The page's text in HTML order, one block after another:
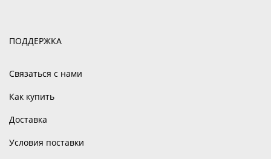
ПОДДЕРЖКА
Связаться с нами
Как купить
Доставка
Условия поставки